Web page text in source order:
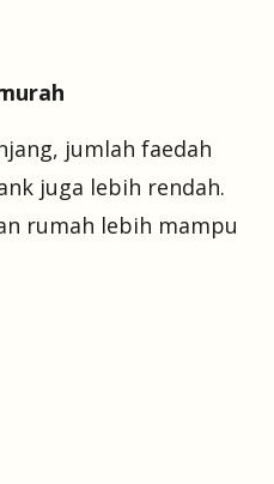
jumlah faedah
juga lebih rendah.
rumah lebih mampu